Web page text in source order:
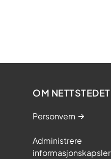
OM NETTSTEDET
Personvern
Administrere
informasjonskapsler